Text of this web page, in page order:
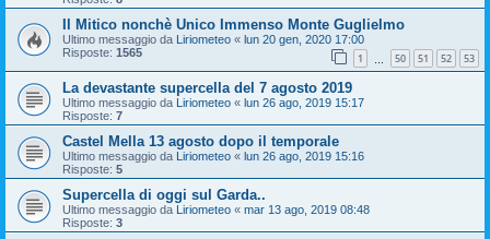
Il Mitico nonchè Unico Immenso Monte Guglielmo
Ultimo messaggio da Liriometeo « lun 20 gen, 2020 17:00
Risposte: 1565 1 50 51 52 53
La devastante supercella del 7 agosto 2019
Ultimo messaggio da Liriometeo « lun 26 ago, 2019 15:17
Risposte: 7
Castel Mella 13 agosto dopo il temporale
Ultimo messaggio da Liriometeo « lun 26 ago, 2019 15:16
Risposte: 5
Supercella di oggi sul Garda..
Ultimo messaggio da Liriometeo « mar 13 ago, 2019 08:48
Risposte: 3